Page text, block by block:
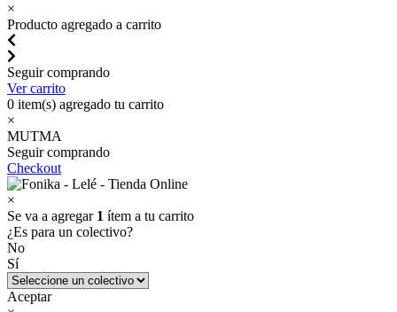
×
Producto agregado a carrito
Seguir comprando
Ver carrito
0 item(s) agregado tu carrito
×
MUTMA
Seguir comprando
Checkout
×
Se va a agregar 1 ítem a tu carrito
¿Es para un colectivo?
No
Sí
Aceptar